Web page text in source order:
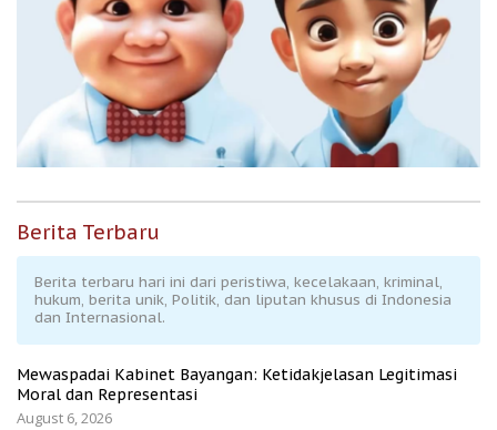
Berita Terbaru
Berita terbaru hari ini dari peristiwa, kecelakaan, kriminal,
hukum, berita unik, Politik, dan liputan khusus di Indonesia
dan Internasional.
Mewaspadai Kabinet Bayangan: Ketidakjelasan Legitimasi
Moral dan Representasi
August 6, 2026